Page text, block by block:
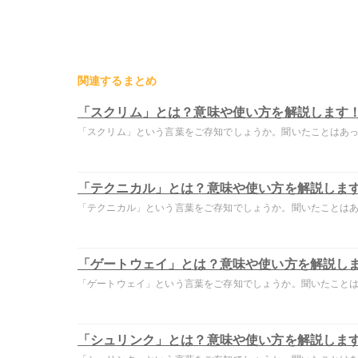
関連するまとめ
「スクリム」とは？意味や使い方を解説します！
「スクリム」という言葉をご存知でしょうか。聞いたことはあ
「テクニカル」とは？意味や使い方を解説しま
「テクニカル」という言葉をご存知でしょうか。聞いたことは
「ゲートウェイ」とは？意味や使い方を解説し
「ゲートウェイ」という言葉をご存知でしょうか。聞いたこと
「シュリンク」とは？意味や使い方を解説しま